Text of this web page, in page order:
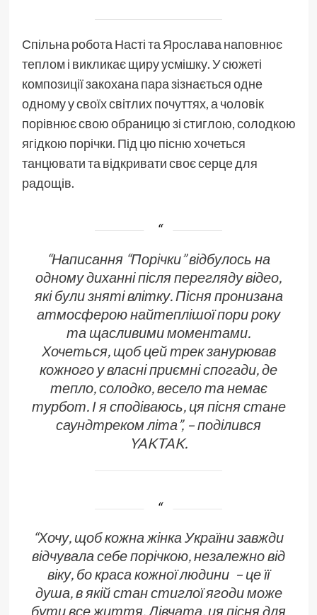
Спільна робота Насті та Ярослава наповнює
теплом і викликає щиру усмішку. У сюжеті
композиції закохана пара зізнається одне
одному у своїх світлих почуттях, а чоловік
порівнює свою обраницю зі стиглою, солодкою
ягідкою порічки. Під цю пісню хочеться
танцювати та відкривати своє серце для
радощів.
“Написання “Порічки” відбулось на
одному диханні після перегляду відео,
які були зняті влітку. Пісня пронизана
атмосферою найтеплішої пори року
та щасливими моментами.
Хочеться, щоб цей трек занурював
кожного у власні приємні спогади, де
тепло, солодко, весело та немає
турбот. І я сподіваюсь, ця пісня стане
саундтреком літа”, – поділився
YAKTAK.
“Хочу, щоб кожна жінка України завжди
відчувала себе порічкою, незалежно від
віку, бо краса кожної людини – це її
душа, в якій стан стиглої ягоди може
бути все життя. Дівчата, ця пісня для